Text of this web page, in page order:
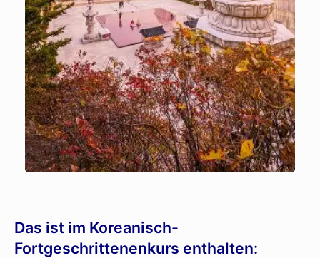
Das ist im Koreanisch-
Fortgeschrittenenkurs enthalten: